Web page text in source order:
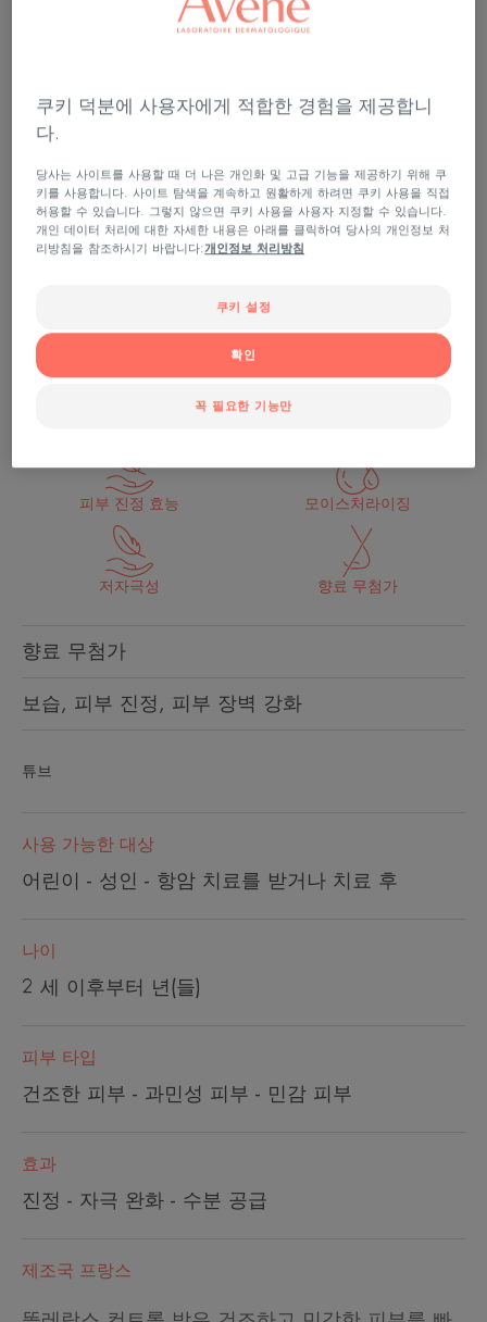
건조하고 민감한 피부를 빠르게 진정시켜 주는 고
피부 진정 효능 모이스처라이징
저자극성 향료 무첨가
향료 무첨가
보습, 피부 진정, 피부 장벽 강화
튜브
사용 가능한 대상
어린이 - 성인 - 항암 치료를 받거나 치료 후
나이
2 세 이후부터 년(들)
피부 타입
건조한 피부 - 과민성 피부 - 민감 피부
효과
진정 - 자극 완화 - 수분 공급
제조국 프랑스
쿠키 덕분에 사용자에게 적합한 경험을 제공합니
다.
당사는 사이트를 사용할 때 더 나은 개인화 및 고급 기능을 제공하기 위해 쿠
키를 사용합니다. 사이트 탐색을 계속하고 원활하게 하려면 쿠키 사용을 직접
허용할 수 있습니다. 그렇지 않으면 쿠키 사용을 사용자 지정할 수 있습니다.
개인 데이터 처리에 대한 자세한 내용은 아래를 클릭하여 당사의 개인정보 처
리방침을 참조하시기 바랍니다:개인정보 처리방침
쿠키 설정
꼭 필요한 기능만
확인